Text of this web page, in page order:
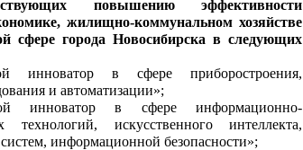
повышению эффективности
жилищно-коммунальном хозяйстве
сфере города Новосибирска в следующих
инноватор в сфере приборостроения,
и автоматизации»;
инноватор в сфере информационно-
технологий, искусственного интеллекта,
информационной безопасности»;